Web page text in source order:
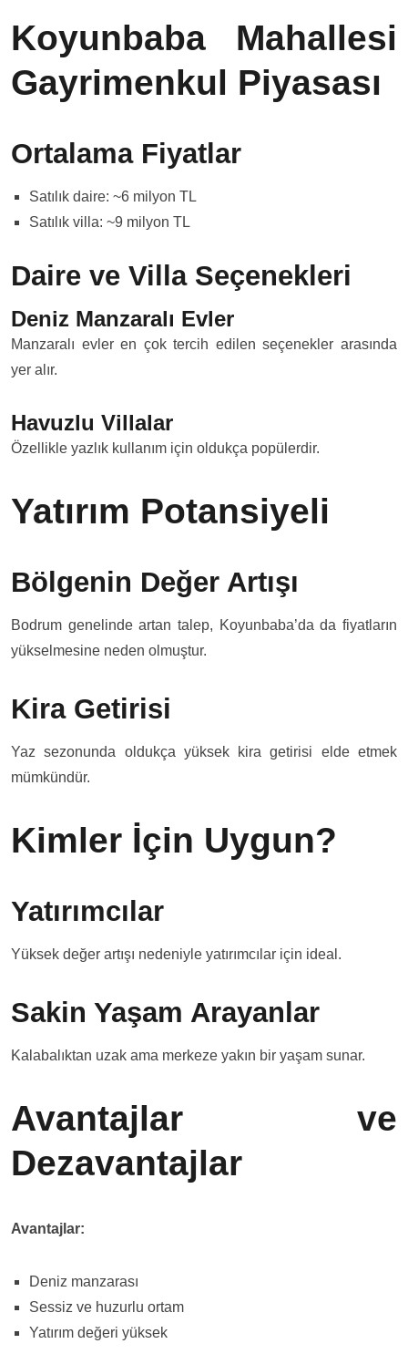
Koyunbaba Mahallesi
Gayrimenkul Piyasası
Ortalama Fiyatlar
Satılık daire: ~6 milyon TL
Satılık villa: ~9 milyon TL
Daire ve Villa Seçenekleri
Deniz Manzaralı Evler
Manzaralı evler en çok tercih edilen seçenekler arasında
yer alır.
Havuzlu Villalar
Özellikle yazlık kullanım için oldukça popülerdir.
Yatırım Potansiyeli
Bölgenin Değer Artışı
Bodrum genelinde artan talep, Koyunbaba’da da fiyatların
yükselmesine neden olmuştur.
Kira Getirisi
Yaz sezonunda oldukça yüksek kira getirisi elde etmek
mümkündür.
Kimler İçin Uygun?
Yatırımcılar
Yüksek değer artışı nedeniyle yatırımcılar için ideal.
Sakin Yaşam Arayanlar
Kalabalıktan uzak ama merkeze yakın bir yaşam sunar.
Avantajlar ve
Dezavantajlar
Avantajlar:
Deniz manzarası
Sessiz ve huzurlu ortam
Yatırım değeri yüksek